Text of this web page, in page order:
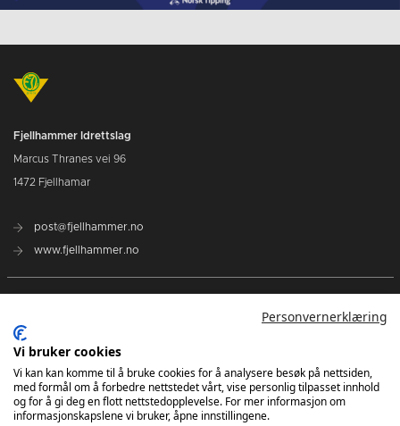
Fjellhammer Idrettslag
Marcus Thranes vei 96
1472 Fjellhamar
post@fjellhammer.no
www.fjellhammer.no
Norges Håndballforbund
Norsk Topphåndball
NHF Region Øst
Personvernerklæring
Vi bruker cookies
Vi kan kan komme til å bruke cookies for å analysere besøk på nettsiden,
med formål om å forbedre nettstedet vårt, vise personlig tilpasset innhold
og for å gi deg en flott nettstedopplevelse. For mer informasjon om
informasjonskapslene vi bruker, åpne innstillingene.